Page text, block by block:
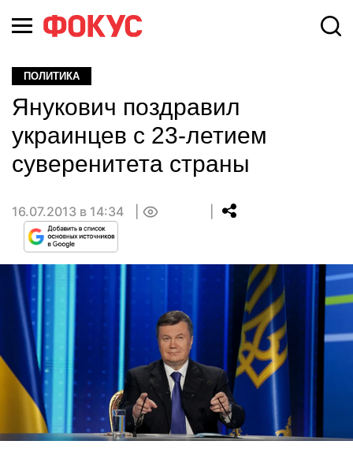
ПОЛИТИКА
Янукович поздравил
украинцев с 23-летием
суверенитета страны
16.07.2013 в 14:34